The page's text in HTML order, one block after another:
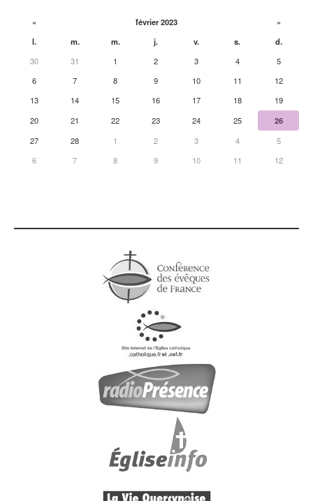
« février 2023
»
l.
m. m. j. v. s.
d.
30
31 1 2 3 4
5
6
7 8 9 10 11
12
13
14 15 16 17 18
19
20
21 22 23 24 25
26
27
28 1 2 3 4
5
6
7 8 9 10 11 12